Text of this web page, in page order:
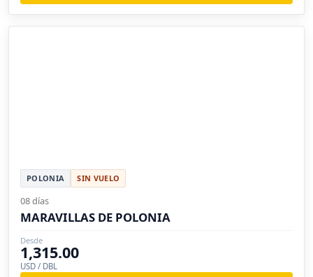
POLONIA SIN VUELO
08 días
MARAVILLAS DE POLONIA
Desde
1,315.00
USD / DBL